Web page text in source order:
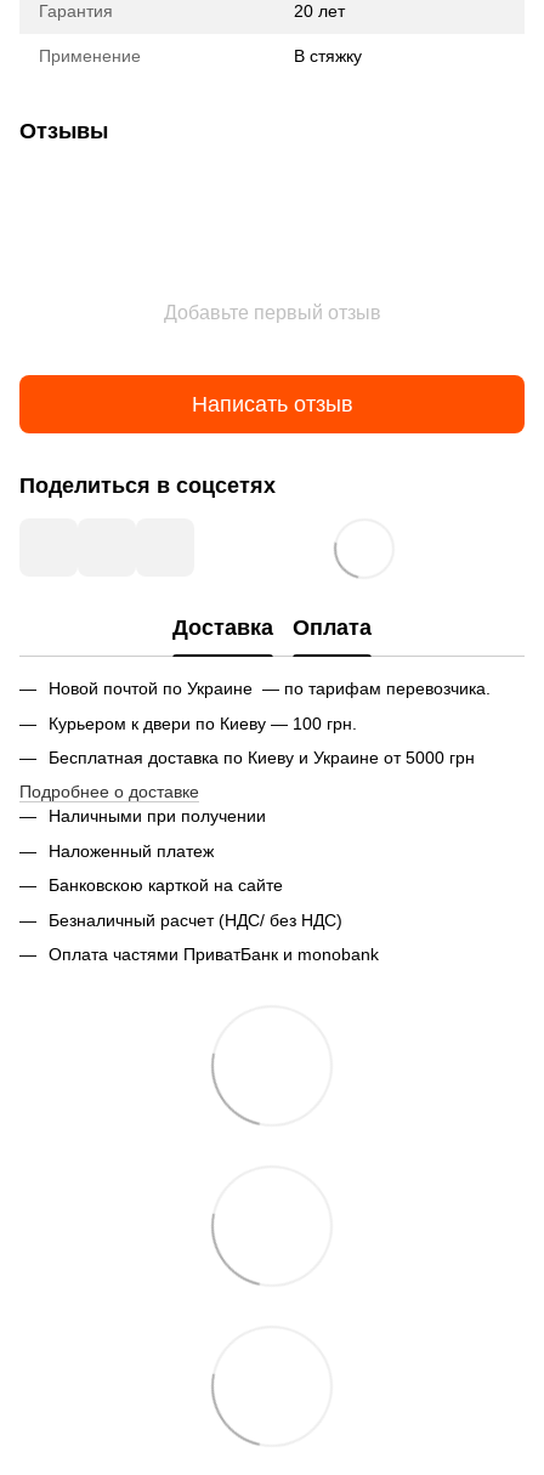
Гарантия 20 лет
Применение В стяжку
Отзывы
Добавьте первый отзыв
Написать отзыв
Поделиться в соцсетях
Доставка Оплата
Новой почтой по Украине — по тарифам перевозчика.
Курьером к двери по Киеву — 100 грн.
Бесплатная доставка по Киеву и Украине от 5000 грн
Подробнее о доставке
Наличными при получении
Наложенный платеж
Банковскою карткой на сайте
Безналичный расчет (НДС/ без НДС)
Оплата частями ПриватБанк и monobank